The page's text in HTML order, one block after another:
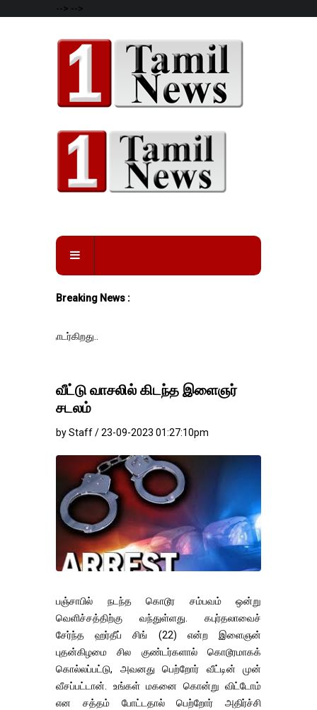
--> -->
Breaking News :
வீட்டு வாசலில் கிடந்த இளைஞர்
சடலம்
by Staff / 23-09-2023 01:27:10pm
பஞ்சாபில் நடந்த கொடூர சம்பவம் ஒன்று
வெளிச்சத்திற்கு வந்துள்ளது. கபுர்தலாவைச்
சேர்ந்த ஹர்தீப் சிங் (22) என்ற இளைஞன்
புதன்கிழமை சில குண்டர்களால் கொடூரமாகக்
கொல்லப்பட்டு, அவனது பெற்றோர் வீட்டின் முன்
வீசப்பட்டான். உங்கள் மகனை கொன்று விட்டோம்
என சத்தம் போட்டதால் பெற்றோர் அதிர்ச்சி